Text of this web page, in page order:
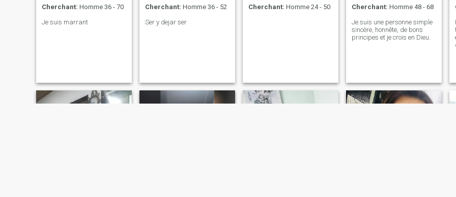
Cherchant: Homme 36 - 70
Je suis marrant
Cherchant: Homme 36 - 52
Ser y dejar ser
Cherchant: Homme 24 - 50
Cherchant: Homme 48 - 68
Je suis une personne simple
sincère, honnête, de bons
principes et je crois en Dieu.